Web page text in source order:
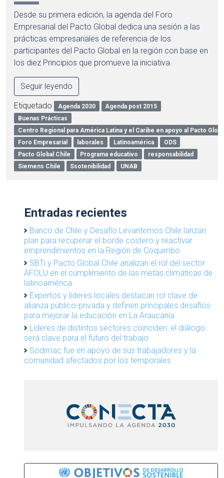
Desde su primera edición, la agenda del Foro
Empresarial del Pacto Global dedica una sesión a las
prácticas empresariales de referencia de los
participantes del Pacto Global en la región con base en
los diez Principios que promueve la iniciativa.
Seguir leyendo
Etiquetado Agenda 2030
Agenda post 2015
Buenas Prácticas
Centro Regional para América Latina y el Caribe en apoyo al Pacto
Foro Empresarial
laborales Latinoamérica
ODS
Pacto Global Chile
Programa educativo
responsabilidad
Siemens Chile
Ssotenibilidad UNAB
Entradas recientes
Banco de Chile y Desafío Levantemos Chile lanzan
plan para recuperar el borde costero y reactivar
emprendimientos en la Región de Coquimbo
SBTi y Pacto Global Chile analizan el rol del sector
AFOLU en el cumplimiento de las metas climáticas de
latinoamérica
Expertos y líderes locales destacan rol clave de
alianza público-privada y definen principales desafíos
para mejorar la educación en La Araucanía
Líderes de distintos sectores coinciden: el diálogo
será clave para el futuro del trabajo
Sodimac fue en apoyo de sus trabajadores y la
comunidad afectados por los temporales